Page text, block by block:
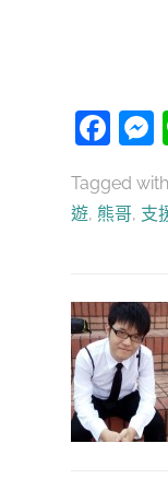
Tagged with
遊, 熊哥, 支